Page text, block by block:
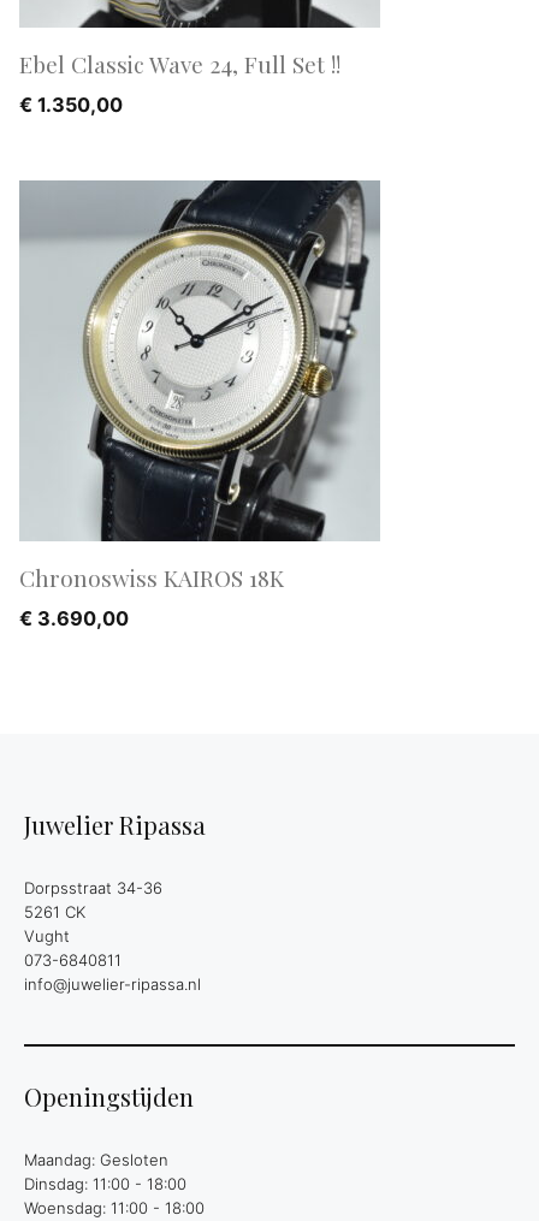
Ebel Classic Wave 24, Full Set !!
€ 1.350,00
Chronoswiss KAIROS 18K
€ 3.690,00
Juwelier Ripassa
Dorpsstraat 34-36
5261 CK
Vught
073-6840811
info@juwelier-ripassa.nl
Openingstijden
Maandag: Gesloten
Dinsdag: 11:00 - 18:00
Woensdag: 11:00 - 18:00